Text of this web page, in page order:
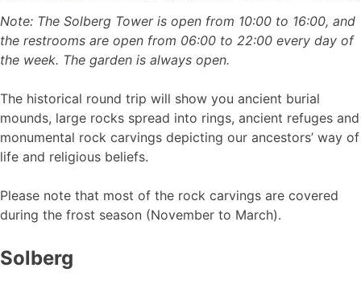
Note: The Solberg Tower is open from 10:00 to 16:00, and
the restrooms are open from 06:00 to 22:00 every day of
the week. The garden is always open.
The historical round trip will show you ancient burial
mounds, large rocks spread into rings, ancient refuges and
monumental rock carvings depicting our ancestors’ way of
life and religious beliefs.
Please note that most of the rock carvings are covered
during the frost season (November to March).
Solberg